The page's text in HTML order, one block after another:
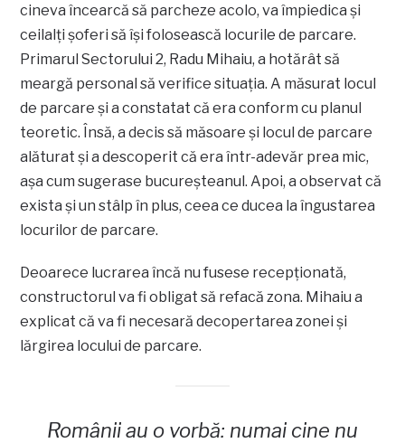
cineva încearcă să parcheze acolo, va împiedica și
ceilalți șoferi să își folosească locurile de parcare.
Primarul Sectorului 2, Radu Mihaiu, a hotărât să
meargă personal să verifice situația. A măsurat locul
de parcare și a constatat că era conform cu planul
teoretic. Însă, a decis să măsoare și locul de parcare
alăturat și a descoperit că era într-adevăr prea mic,
așa cum sugerase bucureșteanul. Apoi, a observat că
exista și un stâlp în plus, ceea ce ducea la îngustarea
locurilor de parcare.
Deoarece lucrarea încă nu fusese recepționată,
constructorul va fi obligat să refacă zona. Mihaiu a
explicat că va fi necesară decopertarea zonei și
lărgirea locului de parcare.
Românii au o vorbă: numai cine nu